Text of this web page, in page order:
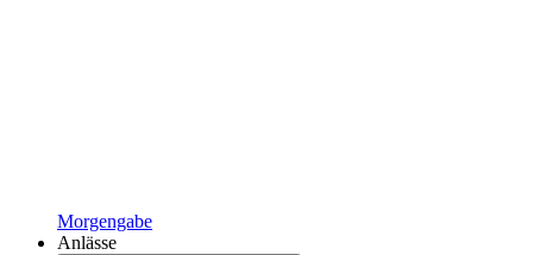
Morgengabe
Anlässe